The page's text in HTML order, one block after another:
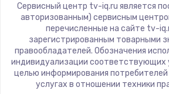
Заказать
Замена северного
2600 руб.
Заказать
Yandex
National
iFFALCON
Tuvio
Nord
Сервисный центр tv-iq.ru является
авторизованным) сервисным
перечисленные на сайте tv-
зарегистрированным товарными
правообладателей. Обозначения
индивидуализации соответствующих
целью информирования
услугах в отношении техники